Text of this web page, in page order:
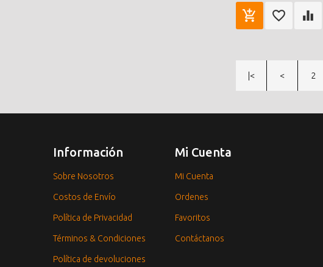
|< < 2
Información
Sobre Nosotros
Costos de Envío
Política de Privacidad
Términos & Condiciones
Política de devoluciones
Mi Cuenta
Mi Cuenta
Ordenes
Favoritos
Contáctanos